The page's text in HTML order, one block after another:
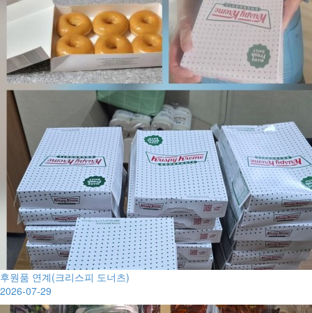
후원품 연계(크리스피 도너츠)
2026-07-29